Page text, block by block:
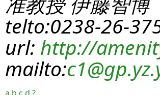
telto:0238-26-
url: http://
mailto:c1